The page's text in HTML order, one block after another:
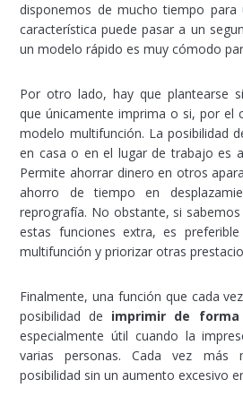
disponemos de mucho tiempo para
característica puede pasar a un
un modelo rápido es muy cómodo
Por otro lado, hay que plantearse
que únicamente imprima o si, por el
modelo multifunción. La posibilidad
en casa o en el lugar de trabajo es
Permite ahorrar dinero en otros
ahorro de tiempo en
reprografía. No obstante, si
estas funciones extra, es
multifunción y priorizar otras
Finalmente, una función que cada
posibilidad de imprimir de forma
especialmente útil cuando la
varias personas. Cada vez más
posibilidad sin un aumento excesivo